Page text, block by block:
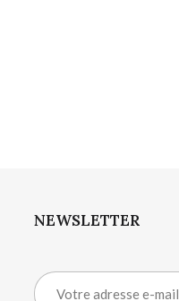
NEWSLETTER